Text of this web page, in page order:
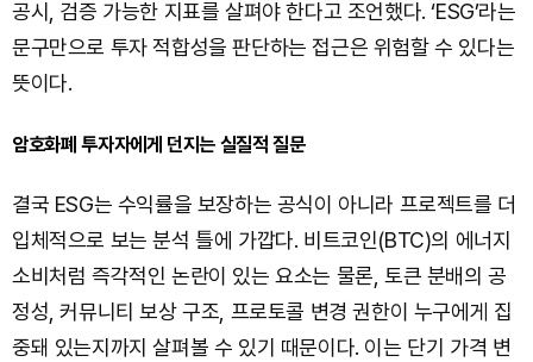
공시, 검증 가능한 지표를 살펴야 한다고 조언했다. ‘ESG’라는
문구만으로 투자 적합성을 판단하는 접근은 위험할 수 있다는
뜻이다.
암호화폐 투자자에게 던지는 실질적 질문
결국 ESG는 수익률을 보장하는 공식이 아니라 프로젝트를 더
입체적으로 보는 분석 틀에 가깝다. 비트코인(BTC)의 에너지
소비처럼 즉각적인 논란이 있는 요소는 물론, 토큰 분배의 공
정성, 커뮤니티 보상 구조, 프로토콜 변경 권한이 누구에게 집
중돼 있는지까지 살펴볼 수 있기 때문이다. 이는 단기 가격 변